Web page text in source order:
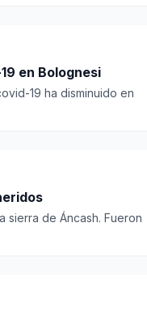
en Bolognesi
19 ha disminuido en
sierra de Áncash. Fueron